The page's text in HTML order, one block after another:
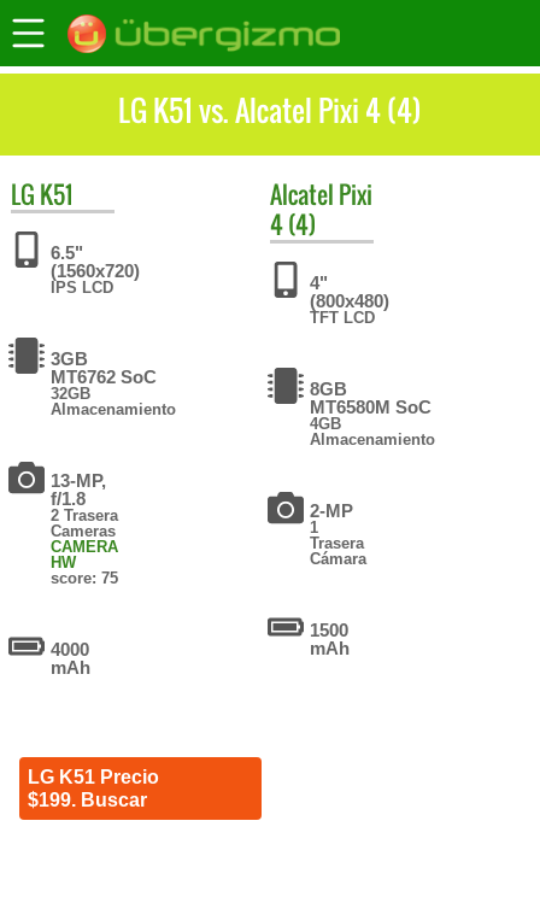
LG K51 vs. Alcatel Pixi 4 (4)
LG K51
6.5"
(1560x720)
IPS LCD
3GB
MT6762 SoC
32GB
Almacenamiento
13-MP,
f/1.8
2 Trasera
Cameras
CAMERA
HW
score: 75
4000
mAh
LG K51 Precio
$199. Buscar
Alcatel Pixi
4 (4)
4"
(800x480)
TFT LCD
8GB
MT6580M SoC
4GB
Almacenamiento
2-MP
1
Trasera
Cámara
1500
mAh